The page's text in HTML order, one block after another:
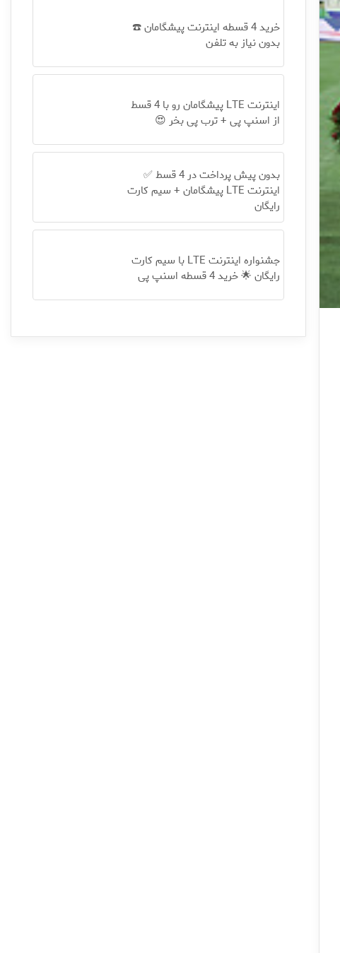
خرید 4 قسطه اینترنت پیشگامان ☎️
بدون نیاز به تلفن
اینترنت LTE پیشگامان رو با 4 قسط
از اسنپ پی + ترب پی بخر 😍
بدون پیش پرداخت در 4 قسط ✅
اینترنت LTE پیشگامان + سیم کارت
رایگان
جشنواره اینترنت LTE با سیم کارت
رایگان 🌟 خرید 4 قسطه اسنپ پی